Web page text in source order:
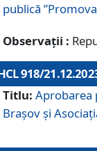
publică
Observații :
918/
Titlu: Aprobarea
Brașov și